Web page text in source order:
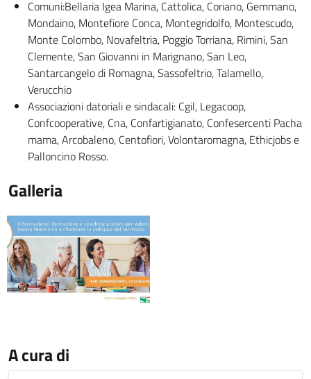
Comuni:Bellaria Igea Marina, Cattolica, Coriano, Gemmano,
Mondaino, Montefiore Conca, Montegridolfo, Montescudo,
Monte Colombo, Novafeltria, Poggio Torriana, Rimini, San
Clemente, San Giovanni in Marignano, San Leo,
Santarcangelo di Romagna, Sassofeltrio, Talamello,
Verucchio
Associazioni datoriali e sindacali: Cgil, Legacoop,
Confcooperative, Cna, Confartigianato, Confesercenti Pacha
mama, Arcobaleno, Centofiori, Volontaromagna, Ethicjobs e
Palloncino Rosso.
Galleria
A cura di